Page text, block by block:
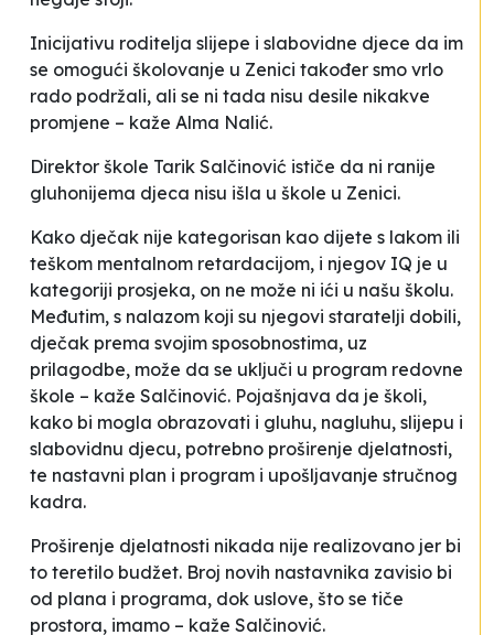
Inicijativu roditelja slijepe i slabovidne djece da im
se omogući školovanje u Zenici također smo vrlo
rado podržali, ali se ni tada nisu desile nikakve
promjene – kaže Alma Nalić.
Direktor škole Tarik Salčinović ističe da ni ranije
gluhonijema djeca nisu išla u škole u Zenici.
Kako dječak nije kategorisan kao dijete s lakom ili
teškom mentalnom retardacijom, i njegov IQ je u
kategoriji prosjeka, on ne može ni ići u našu školu.
Međutim, s nalazom koji su njegovi staratelji dobili,
dječak prema svojim sposobnostima, uz
prilagodbe, može da se uključi u program redovne
škole – kaže Salčinović. Pojašnjava da je školi,
kako bi mogla obrazovati i gluhu, nagluhu, slijepu i
slabovidnu djecu, potrebno proširenje djelatnosti,
te nastavni plan i program i upošljavanje stručnog
kadra.
Proširenje djelatnosti nikada nije realizovano jer bi
to teretilo budžet. Broj novih nastavnika zavisio bi
od plana i programa, dok uslove, što se tiče
prostora, imamo – kaže Salčinović.